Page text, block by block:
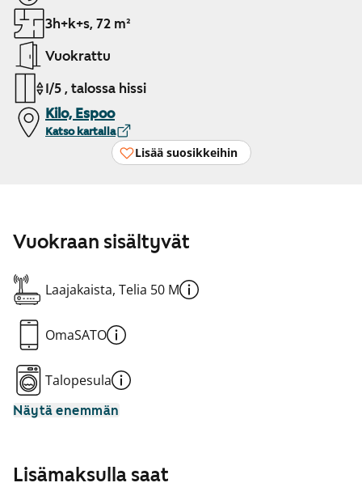
3h+k+s, 72 m²
Vuokrattu
1/5 , talossa hissi
Kilo, Espoo
Katso kartalla
Lisää suosikkeihin
Vuokraan sisältyvät
Laajakaista, Telia 50 M
OmaSATO
Talopesula
Näytä enemmän
Lisämaksulla saat